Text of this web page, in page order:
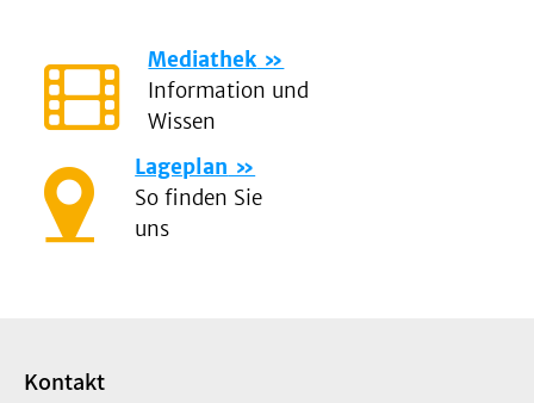
Mediathek
Information und
Wissen
Lageplan
So finden Sie
uns
Kontakt